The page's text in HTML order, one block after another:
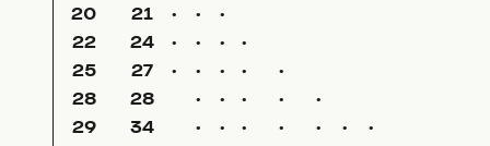
20
21 • •
•
22
24 • • •
•
25
27 • • • •
•
28
28 • • • •
•
29
34 • • • • • •
•